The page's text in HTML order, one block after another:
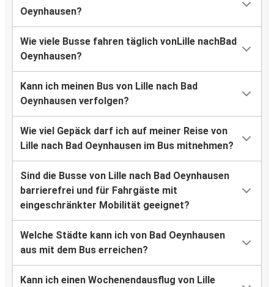
Oeynhausen?
Wie viele Busse fahren täglich vonLille nachBad
Oeynhausen?
Kann ich meinen Bus von Lille nach Bad
Oeynhausen verfolgen?
Wie viel Gepäck darf ich auf meiner Reise von
Lille nach Bad Oeynhausen im Bus mitnehmen?
Sind die Busse von Lille nach Bad Oeynhausen
barrierefrei und für Fahrgäste mit
eingeschränkter Mobilität geeignet?
Welche Städte kann ich von Bad Oeynhausen
aus mit dem Bus erreichen?
Kann ich einen Wochenendausflug von Lille